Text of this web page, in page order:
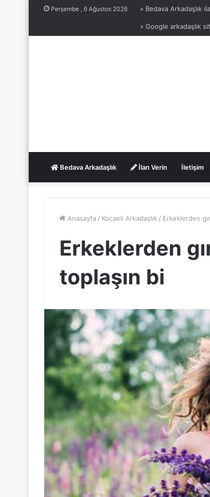
Perşembe , 6 Ağustos 2026 » Bedava Arkadaşlık
» Google arkadaşlık
Bedava Arkadaşlık İlan Verin İletişim
Anasayfa / Kocaeli Arkadaşlık / Erkeklerden
Erkeklerden
toplaşın bi